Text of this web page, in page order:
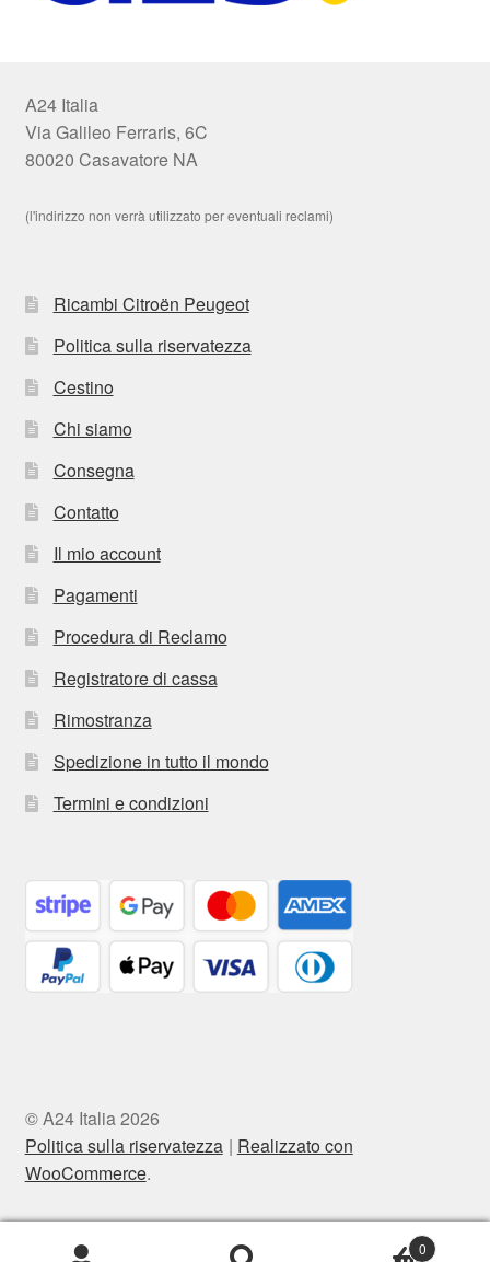
A24 Italia
Via Galileo Ferraris, 6C
80020 Casavatore NA
(l'indirizzo non verrà utilizzato per eventuali reclami)
Ricambi Citroën Peugeot
Politica sulla riservatezza
Cestino
Chi siamo
Consegna
Contatto
Il mio account
Pagamenti
Procedura di Reclamo
Registratore di cassa
Rimostranza
Spedizione in tutto il mondo
Termini e condizioni
© A24 Italia 2026
Politica sulla riservatezza
Realizzato con
WooCommerce.
0